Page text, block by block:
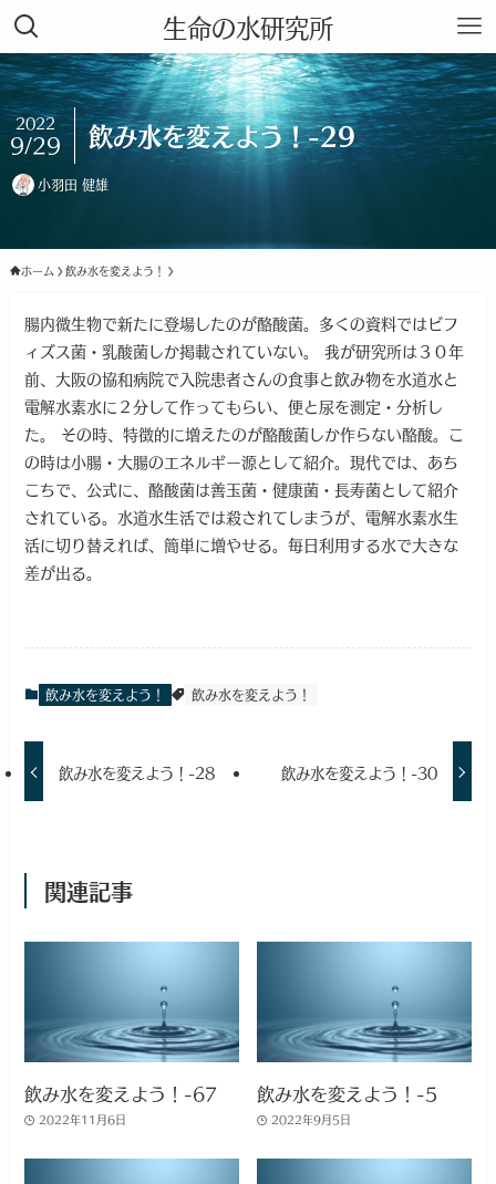
生命の水研究所
飲み水を変えよう！-29
2022
9/29
小羽田 健雄
ホーム 飲み水を変えよう！
腸内微生物で新たに登場したのが酪酸菌。多くの資料ではビフ
ィズス菌・乳酸菌しか掲載されていない。 我が研究所は３０年
前、大阪の協和病院で入院患者さんの食事と飲み物を水道水と
電解水素水に２分して作ってもらい、便と尿を測定・分析し
た。 その時、特徴的に増えたのが酪酸菌しか作らない酪酸。こ
の時は小腸・大腸のエネルギー源として紹介。現代では、あち
こちで、公式に、酪酸菌は善玉菌・健康菌・長寿菌として紹介
されている。水道水生活では殺されてしまうが、電解水素水生
活に切り替えれば、簡単に増やせる。毎日利用する水で大きな
差が出る。
飲み水を変えよう！ 飲み水を変えよう！
飲み水を変えよう！-28 飲み水を変えよう！-30
関連記事
飲み水を変えよう！-67
2022年11月6日
飲み水を変えよう！-5
2022年9月5日